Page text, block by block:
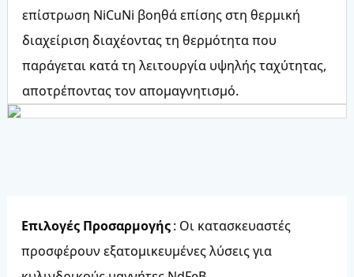
επίστρωση NiCuNi βοηθά επίσης στη θερμική
διαχείριση διαχέοντας τη θερμότητα που
παράγεται κατά τη λειτουργία υψηλής ταχύτητας,
αποτρέποντας τον απομαγνητισμό.
Επιλογές Προσαρμογής: Οι κατασκευαστές
προσφέρουν εξατομικευμένες λύσεις για